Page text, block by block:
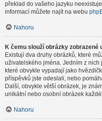
překlad do vašeho jazyku
informací můžete najít na webu
Nahoru
K čemu slouží obrázky zobrazené
Existují dva druhy obrázků, které
uživatelského jména. Jedním z
které obvykle vypadají jako
příspěvků jste odeslali, nebo
Další, obvykle větší obrázek, je
unikátní nebo osobní obrázek
Nahoru